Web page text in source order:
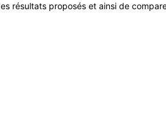
résultats proposés et ainsi de